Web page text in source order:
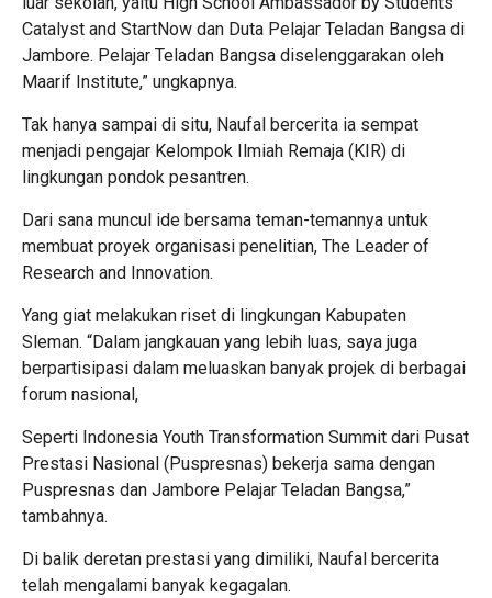
Catalyst and StartNow dan Duta Pelajar Teladan Bangsa di
Jambore. Pelajar Teladan Bangsa diselenggarakan oleh
Maarif Institute,” ungkapnya.
Tak hanya sampai di situ, Naufal bercerita ia sempat
menjadi pengajar Kelompok Ilmiah Remaja (KIR) di
lingkungan pondok pesantren.
Dari sana muncul ide bersama teman-temannya untuk
membuat proyek organisasi penelitian, The Leader of
Research and Innovation.
Yang giat melakukan riset di lingkungan Kabupaten
Sleman. “Dalam jangkauan yang lebih luas, saya juga
berpartisipasi dalam meluaskan banyak projek di berbagai
forum nasional,
Seperti Indonesia Youth Transformation Summit dari Pusat
Prestasi Nasional (Puspresnas) bekerja sama dengan
Puspresnas dan Jambore Pelajar Teladan Bangsa,”
tambahnya.
Di balik deretan prestasi yang dimiliki, Naufal bercerita
telah mengalami banyak kegagalan.